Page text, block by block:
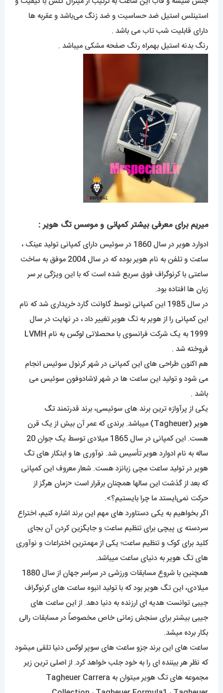
استینلس استیل ضد حساسیت و ضد زنگ می‌باشد و عقربه ها
دارای قابلیت شب تاب می باشد .
رنگ بدنه استیل بهمراه رنگ صفحه مشکی میباشد .
میریم برای معرفی بیشتر کمپانی و موسس تگ هویر :
ادوارد هویر در سال 1860 در سوئیس دارای کمپانی تولید عینک ،
ساعت و تلفن به نام هویر بوده که در سال 2004 موفق به ساخت
ساعتی با کرنوگراف فوق سریع شده است که با این ویژگی بر سر
زبان ها افتاده بود.
در سال 1985 این کمپانی توسط گاوانت گارد خریداری شد که نام
این کمپانی را از هویر به تگ هویر تغییر داد ، در نهایت در سال
1999 به یک شرکت فرانسوی با محصلاتی لوکس به نام LVMH
فروخته شد .
هم اکنون طراحی های این کمپانی در شهر کرنول سوئیس انجام
می شود و تولید این ساعت ها در شهر لاشادوفون سوئیس می
باشد .
یکی از پرآوازه ترین برند های سوئیسی، برند قدرتمندتگ
هویر
(Tagheuer) میباشد. برندی که عمر آن بیش از یک قرن
هست. این کمپانی در سال 1865 میلادی توسط یک جوان 20
ساله به نام ادوارد هویر تأسیس شد. نوآوری ها و ابتکار های تگ
هویر در تولید ساعت مچی زبانزد هست. شعار معروف این کمپانی
که بعد از گذشت این سالها همچنان برقرار است <زمان هرگز از
حرکت نمی‌ایستد ما چرا بایستیم؟>.
اگر بخواهیم به یکی دستاورد های مهم این برند اشاره کنیم، اختراع
سردسته ی پیچی برای تنظیم ساعت و جایگزین کردن آن بجای
کلید برای کوک و تنظیم ساعت؛ یکی از مهمترین اختراعات و نوآوری
های تگ هویر به دنیای ساعت میباشد.
همچنین با شروع مسابقات ورزشی در سراسر جهان از سال 1880
میلادی، این تگ هویر بود که با تولید انبوه ساعت های کرنوگراف
جیبی توانست هدیه ای ارزنده به دنیا دهد. از این ساعت های
جیبی بیشتر برای سنجش زمانی خاص مخصوصاً در مسابقات رالی
بکار برده میشد.
ساعت های این برند جزو ساعت های سوپر لوکس دنیا تلقی میشود
که نظر هر بیننده ای را به خود جلب خواهد کرد. از اصلی ترین زیر
مجموعه های تگ هویر میتوان به Tagheuer Carrera